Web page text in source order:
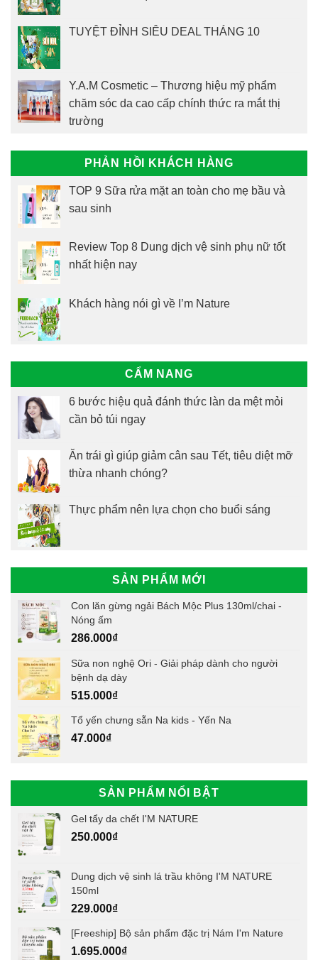
TUYỆT ĐỈNH SIÊU DEAL THÁNG 10
Y.A.M Cosmetic – Thương hiệu mỹ phẩm
chăm sóc da cao cấp chính thức ra mắt thị
trường
PHẢN HỒI KHÁCH HÀNG
TOP 9 Sữa rửa mặt an toàn cho mẹ bầu và
sau sinh
Review Top 8 Dung dịch vệ sinh phụ nữ tốt
nhất hiện nay
Khách hàng nói gì về I’m Nature
CẨM NANG
6 bước hiệu quả đánh thức làn da mệt mỏi
cần bỏ túi ngay
Ăn trái gì giúp giảm cân sau Tết, tiêu diệt mỡ
thừa nhanh chóng?
Thực phẩm nên lựa chọn cho buổi sáng
SẢN PHẨM MỚI
Con lăn gừng ngải Bách Mộc Plus 130ml/chai -
Nóng ấm
286.000₫
Sữa non nghệ Ori - Giải pháp dành cho người
bệnh dạ dày
515.000₫
Tổ yến chưng sẵn Na kids - Yến Na
47.000₫
SẢN PHẨM NỔI BẬT
Gel tẩy da chết I'M NATURE
250.000₫
Dung dịch vệ sinh lá trầu không I'M NATURE
150ml
229.000₫
[Freeship] Bộ sản phẩm đặc trị Nám I'm Nature
1.695.000₫